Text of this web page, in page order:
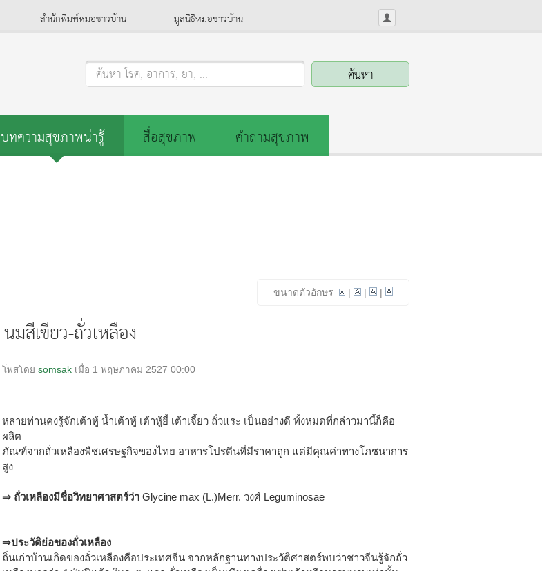
สำนักพิมพ์หมอชาวบ้าน มูลนิธิหมอชาวบ้าน
ค้นหา โรค, อาการ, ยา, ...
บทความสุขภาพน่ารู้ สื่อสุขภาพ
คำถามสุขภาพ
ขนาดตัวอักษร | | |
นมสีเขียว-ถั่วเหลือง
โพสโดย somsak เมื่อ 1 พฤษภาคม 2527 00:00
หลายท่านคงรู้จักเต้าหู้ น้ำเต้าหู้ เต้าหู้ยี้ เต้าเจี้ยว ถั่วแระ เป็นอย่างดี ทั้งหมดที่กล่าวมานี้ก็คือ
ผลิต
ภัณฑ์จากถั่วเหลืองพืชเศรษฐกิจของไทย อาหารโปรตีนที่มีราคาถูก แต่มีคุณค่าทางโภชนาการ
สูง
⇒ ถั่วเหลืองมีชื่อวิทยาศาสตร์ว่า Glycine max (L.)Merr. วงศ์ Leguminosae
⇒ประวัติย่อของถั่วเหลือง
ถิ่นเก่าบ้านเกิดของถั่วเหลืองคือประเทศจีน จากหลักฐานทางประวัติศาสตร์พบว่าชาวจีนรู้จักถั่ว